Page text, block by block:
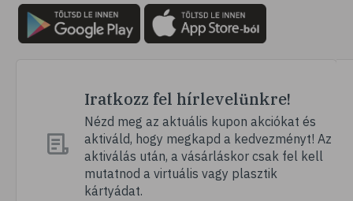
Iratkozz fel hírlevelünkre!
Nézd meg az aktuális kupon akciókat és
aktiváld, hogy megkapd a kedvezményt! Az
aktiválás után, a vásárláskor csak fel kell
mutatnod a virtuális vagy plasztik
kártyádat.